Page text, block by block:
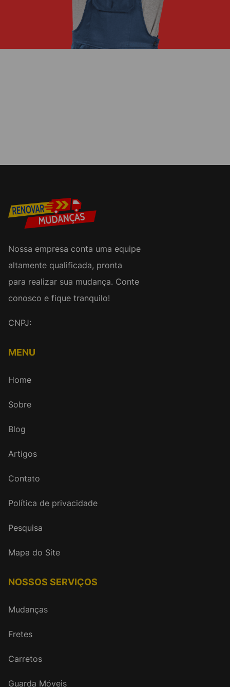
Nossa empresa conta uma equipe
altamente qualificada, pronta
para realizar sua mudança. Conte
conosco e fique tranquilo!
CNPJ:
MENU
Home
Sobre
Blog
Artigos
Contato
Política de privacidade
Pesquisa
Mapa do Site
NOSSOS SERVIÇOS
Mudanças
Fretes
Carretos
Guarda Móveis